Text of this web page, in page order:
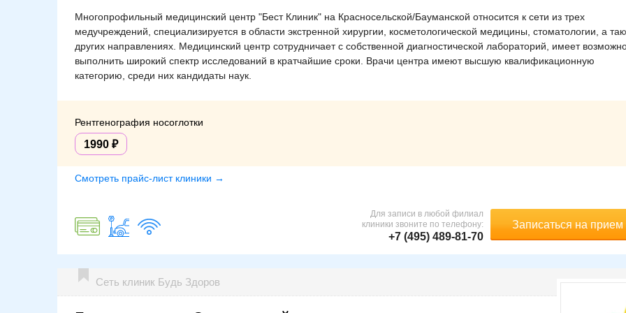
Многопрофильный медицинский центр "Бест Клиник" на Красносельской/Бауманской относится к сети из трех
медучреждений, специализируется в области экстренной хирургии, косметологической медицины, стоматологии, а
других направлениях. Медицинский центр сотрудничает с собственной диагностической лабораторий, имеет
выполнить широкий спектр исследований в кратчайшие сроки. Врачи центра имеют высшую квалификационную
категорию, среди них кандидаты наук.
Рентгенография носоглотки
1990
Смотреть прайс-лист клиники →
Записаться на прием
Для записи в любой филиал
клиники звоните по телефону:
+7 (495) 489-81-70
Сеть клиник Будь Здоров